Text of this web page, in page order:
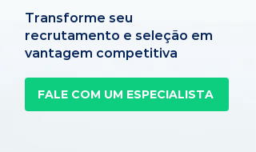
Transforme seu
recrutamento e seleção em
vantagem competitiva
FALE COM UM ESPECIALISTA